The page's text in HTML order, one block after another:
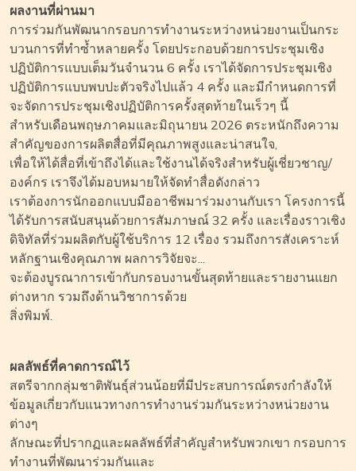
ผลงานที่ผ่านมา
การร่วมกันพัฒนากรอบการทำงานระหว่างหน่วยงานเป็นกระ
บวนการที่ทำซ้ำหลายครั้ง โดยประกอบด้วยการประชุมเชิง
ปฏิบัติการแบบเต็มวันจำนวน 6 ครั้ง เราได้จัดการประชุมเชิง
ปฏิบัติการแบบพบปะตัวจริงไปแล้ว 4 ครั้ง และมีกำหนดการที่
จะจัดการประชุมเชิงปฏิบัติการครั้งสุดท้ายในเร็วๆ นี้
สำหรับเดือนพฤษภาคมและมิถุนายน 2026 ตระหนักถึงความ
สำคัญของการผลิตสื่อที่มีคุณภาพสูงและน่าสนใจ,
เพื่อให้ได้สื่อที่เข้าถึงได้และใช้งานได้จริงสำหรับผู้เชี่ยวชาญ/
องค์กร เราจึงได้มอบหมายให้จัดทำสื่อดังกล่าว
เราต้องการนักออกแบบมืออาชีพมาร่วมงานกับเรา โครงการนี้
ได้รับการสนับสนุนด้วยการสัมภาษณ์ 32 ครั้ง และเรื่องราวเชิง
ดิจิทัลที่ร่วมผลิตกับผู้ใช้บริการ 12 เรื่อง รวมถึงการสังเคราะห์
หลักฐานเชิงคุณภาพ ผลการวิจัยจะ...
จะต้องบูรณาการเข้ากับกรอบงานขั้นสุดท้ายและรายงานแยก
ต่างหาก รวมถึงด้านวิชาการด้วย
สิ่งพิมพ์.
ผลลัพธ์ที่คาดการณ์ไว้
สตรีจากกลุ่มชาติพันธุ์ส่วนน้อยที่มีประสบการณ์ตรงกำลังให้
ข้อมูลเกี่ยวกับแนวทางการทำงานร่วมกันระหว่างหน่วยงาน
ต่างๆ
ลักษณะที่ปรากฏและผลลัพธ์ที่สำคัญสำหรับพวกเขา กรอบการ
ทำงานที่พัฒนาร่วมกันและ